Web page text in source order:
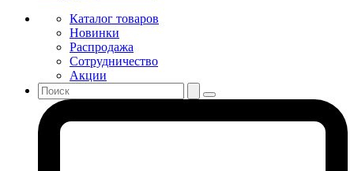
Каталог товаров
Новинки
Распродажа
Сотрудничество
Акции